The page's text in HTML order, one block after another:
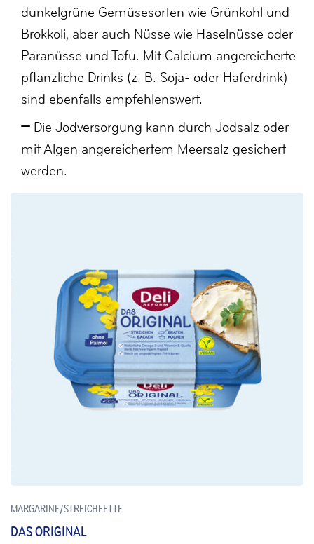
dunkelgrüne Gemüsesorten wie Grünkohl und
Brokkoli, aber auch Nüsse wie Haselnüsse oder
Paranüsse und Tofu. Mit Calcium angereicherte
pflanzliche Drinks (z. B. Soja- oder Haferdrink)
sind ebenfalls empfehlenswert.
Die Jodversorgung kann durch Jodsalz oder
mit Algen angereichertem Meersalz gesichert
werden.
MARGARINE/STREICHFETTE
DAS ORIGINAL